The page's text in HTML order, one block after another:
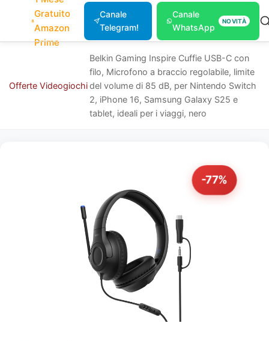
Gratuito
Amazon
Prime
Canale
Telegram!
Canale
WhatsApp
NOVITÀ
Offerte Videogiochi
Belkin Gaming Inspire Cuffie USB-C con
filo, Microfono a braccio regolabile, limite
del volume di 85 dB, per Nintendo Switch
2, iPhone 16, Samsung Galaxy S25 e
tablet, ideali per i viaggi, nero
-77%